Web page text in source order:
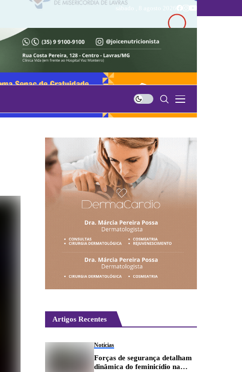
sábado , 8 agosto 2026
Artigos Recentes
Notícias
Forças de segurança detalham
dinâmica do feminicídio na